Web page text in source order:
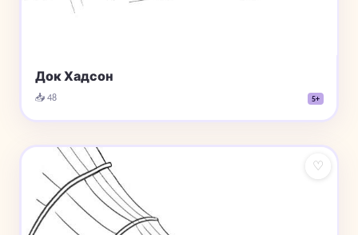
Док Хадсон
📥 48 5+
♡